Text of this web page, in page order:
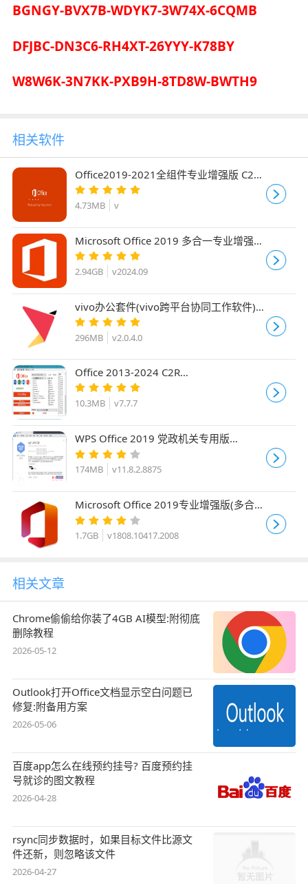
BGNGY-BVX7B-WDYK7-3W74X-6CQMB
DFJBC-DN3C6-RH4XT-26YYY-K78BY
W8W6K-3N7KK-PXB9H-8TD8W-BWTH9
相关软件
Office2019-2021全组件专业增强版 C2R
自定义安装工具
4.73MB v
Microsoft Office 2019 多合一专业增强版
v2024.09 X32/64 免费批量许可版
2.94GB v2024.09
vivo办公套件(vivo跨平台协同工作软件)
v2.0.4.0 官方免费版
296MB v2.0.4.0
Office 2013-2024 C2R
Install(office2024组件下载) v7.7.7 单文
件绿色中文版
10.3MB v7.7.7
WPS Office 2019 党政机关专用版
v11.8.2.8875 官方免费专业版
174MB v11.8.2.8875
Microsoft Office 2019专业增强版(多合
一) 2026.1 v1808.10417.2008 X64批量
许可版
1.7GB v1808.10417.2008
相关文章
Chrome偷偷给你装了4GB AI模型:附彻底
删除教程
2026-05-12
Outlook打开Office文档显示空白问题已
修复:附备用方案
2026-05-06
百度app怎么在线预约挂号? 百度预约挂
号就诊的图文教程
2026-04-28
rsync同步数据时，如果目标文件比源文
件还新，则忽略该文件
2026-04-27